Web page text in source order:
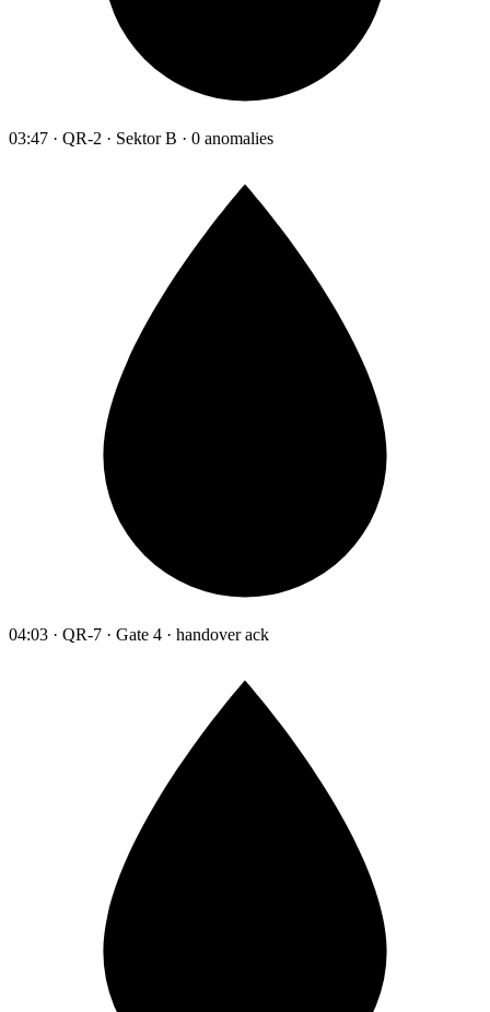
03:47 · QR-2 · Sektor B · 0 anomalies
04:03 · QR-7 · Gate 4 · handover ack